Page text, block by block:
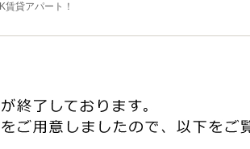
貸アパート！